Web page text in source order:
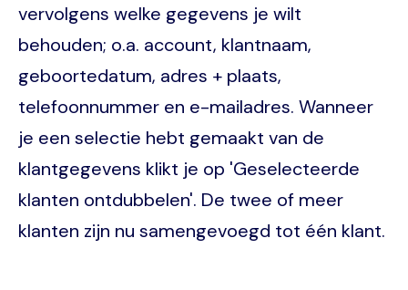
vervolgens welke gegevens je wilt
behouden; o.a. account, klantnaam,
geboortedatum, adres + plaats,
telefoonnummer en e-mailadres. Wanneer
je een selectie hebt gemaakt van de
klantgegevens klikt je op 'Geselecteerde
klanten ontdubbelen'. De twee of meer
klanten zijn nu samengevoegd tot één klant.